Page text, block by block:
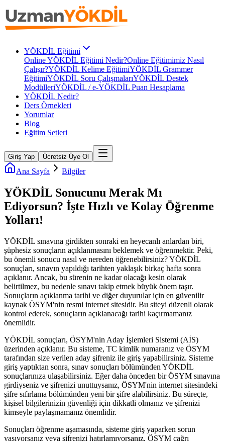
YÖKDİL Eğitimi
Online YÖKDİL Eğitimi Nedir?Online Eğitimimiz Nasıl
Çalışır?YÖKDİL Kelime EğitimiYÖKDİL Grammer
EğitimiYÖKDİL Soru ÇalışmalarıYÖKDİL Destek
ModülleriYÖKDİL / e-YÖKDİL Puan Hesaplama
YÖKDİL Nedir?
Ders Örnekleri
Yorumlar
Blog
Eğitim Setleri
Giriş Yap Ücretsiz Üye Ol
Ana Sayfa Bilgiler
YÖKDİL Sonucunu Merak Mı
Ediyorsun? İşte Hızlı ve Kolay Öğrenme
Yolları!
YÖKDİL sınavına girdikten sonraki en heyecanlı anlardan biri,
şüphesiz sonuçların açıklanmasını beklemek ve öğrenmektir. Peki,
bu önemli sonucu nasıl ve nereden öğrenebilirsiniz? YÖKDİL
sonuçları, sınavın yapıldığı tarihten yaklaşık birkaç hafta sonra
açıklanır. Ancak, bu sürenin ne kadar olacağı kesin olarak
belirtilmez, bu nedenle sınavı takip etmek büyük önem taşır.
Sonuçların açıklanma tarihi ve diğer duyurular için en güvenilir
kaynak ÖSYM'nin resmi internet sitesidir. Bu siteyi düzenli olarak
kontrol ederek, sonuçların açıklanacağı tarihi kaçırmamanız
önemlidir.
YÖKDİL sonuçları, ÖSYM'nin Aday İşlemleri Sistemi (AİS)
üzerinden açıklanır. Bu sisteme, TC kimlik numaranız ve ÖSYM
tarafından size verilen aday şifreniz ile giriş yapabilirsiniz. Sisteme
giriş yaptıktan sonra, sınav sonuçları bölümünden YÖKDİL
sonuçlarınıza ulaşabilirsiniz. Eğer daha önceden bir ÖSYM sınavına
girdiyseniz ve şifrenizi unuttuysanız, ÖSYM'nin internet sitesindeki
şifre sıfırlama bölümünden yeni bir şifre alabilirsiniz. Bu süreçte,
kişisel bilgilerinizin güvenliği için dikkatli olmanız ve şifrenizi
kimseyle paylaşmamanız önemlidir.
Sonuçları öğrenme aşamasında, sisteme giriş yaparken sorun
yaşıyorsanız veya şifrenizi hatırlamıyorsanız, ÖSYM çağrı